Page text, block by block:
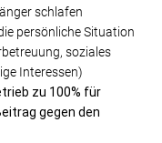
schlafen
persönliche Situation
soziales
Interessen)
zu 100% für
gegen den